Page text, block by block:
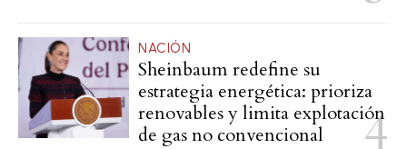
NACIÓN
Sheinbaum redefine su
estrategia energética: prioriza
renovables y limita explotación
de gas no convencional